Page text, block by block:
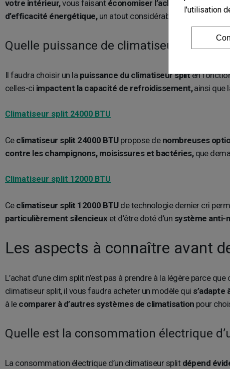
votre intérieur,vous faisant économiser l’achat d’un
d’efficacité énergétique,un atout considérable.
Quelle puissance de climatiseur split
Il faudra choisir un la puissance du climatiseur spliten
celles-ci impactent la capacité de refroidissement,ainsi que
Climatiseur split 24000 BTU
Ceclimatiseur split 24000 BTUpropose denombreuses
contre les champignons, moisissures et bactéries,que
Climatiseur split 12000 BTU
Ceclimatiseur split 12000 BTUde technologie dernier cri
particulièrement silencieuxet d’être doté d’un système anti-
Les aspects à connaître avant
L’achat d’une clim split n’est pas à prendre à la légère parce
climatiseur split, il vous faudra acheter un modèle qui s’adapte
à le comparer à d’autres systèmes de climatisation pour
Quelle est la consommation électrique
La consommation électrique d’un climatiseur split dépend
l'utilisation